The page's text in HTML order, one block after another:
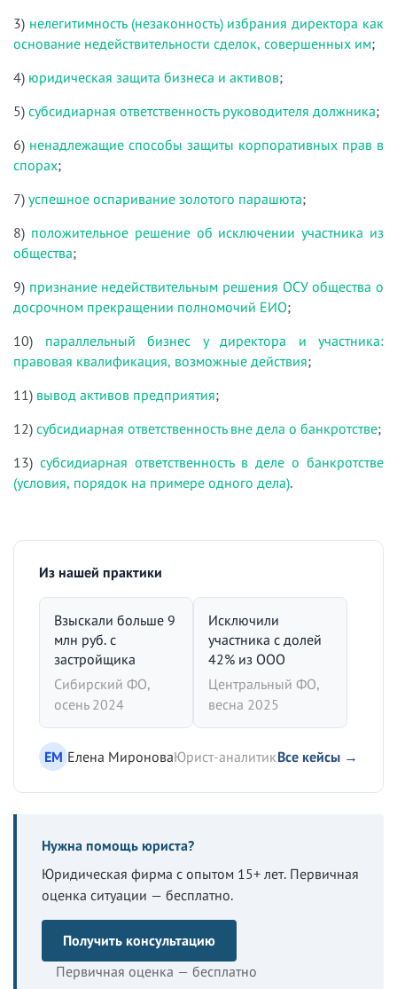
3) нелегитимность (незаконность) избрания директора как
основание недействительности сделок, совершенных им;
4) юридическая защита бизнеса и активов;
5) субсидиарная ответственность руководителя должника;
6) ненадлежащие способы защиты корпоративных прав в
спорах;
7) успешное оспаривание золотого парашюта;
8) положительное решение об исключении участника из
общества;
9) признание недействительным решения ОСУ общества о
досрочном прекращении полномочий ЕИО;
10) параллельный бизнес у директора и участника:
правовая квалификация, возможные действия;
11) вывод активов предприятия;
12) субсидиарная ответственность вне дела о банкротстве;
13) субсидиарная ответственность в деле о банкротстве
(условия, порядок на примере одного дела).
Из нашей практики
Взыскали больше 9
млн руб. с
застройщика
Сибирский ФО,
осень 2024
Исключили
участника с долей
42% из ООО
Центральный ФО,
весна 2025
ЕМ Елена МироноваЮрист-аналитикВсе кейсы →
Нужна помощь юриста?
Юридическая фирма с опытом 15+ лет. Первичная
оценка ситуации — бесплатно.
Получить консультацию
Первичная оценка — бесплатно